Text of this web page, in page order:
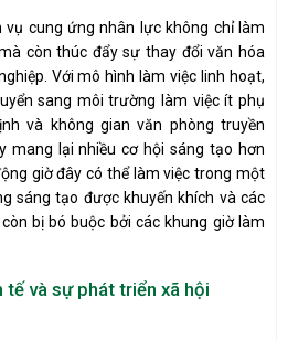
cung ứng nhân lực không chỉ làm
còn thúc đẩy sự thay đổi văn hóa
Với mô hình làm việc linh hoạt,
sang môi trường làm việc ít phụ
và không gian văn phòng truyền
mang lại nhiều cơ hội sáng tạo hơn
giờ đây có thể làm việc trong một
sáng tạo được khuyến khích và các
bị bó buộc bởi các khung giờ làm
tế và sự phát triển xã hội